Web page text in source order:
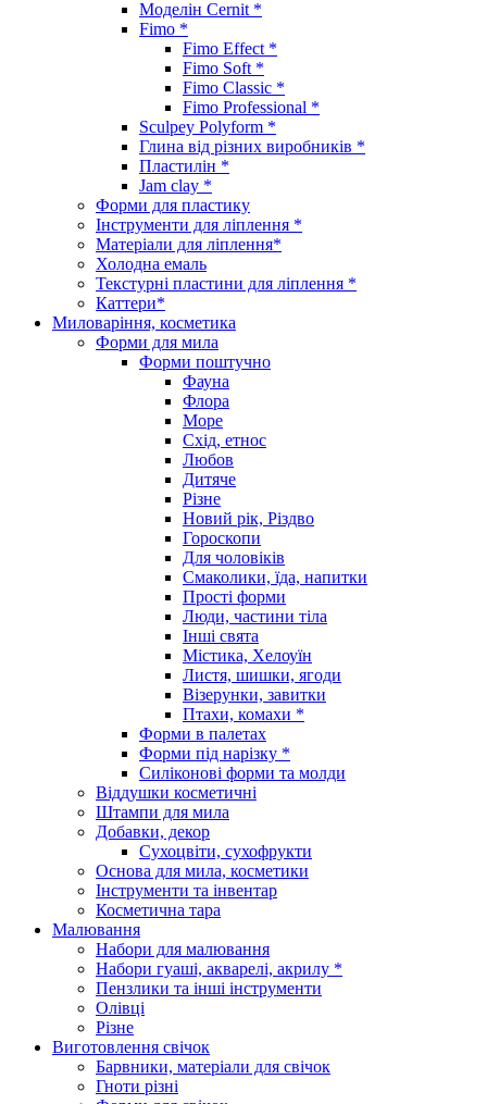
Моделін Cernit *
Fimo *
Fimo Effect *
Fimo Soft *
Fimo Classic *
Fimo Professional *
Sculpey Polyform *
Глина від різних виробників *
Пластилін *
Jam clay *
Форми для пластику
Інструменти для ліплення *
Матеріали для ліплення*
Холодна емаль
Текстурні пластини для ліплення *
Каттери*
Миловаріння, косметика
Форми для мила
Форми поштучно
Фауна
Флора
Море
Схід, етнос
Любов
Дитяче
Різне
Новий рік, Різдво
Гороскопи
Для чоловіків
Смаколики, їда, напитки
Прості форми
Люди, частини тіла
Інші свята
Містика, Хелоуїн
Листя, шишки, ягоди
Візерунки, завитки
Птахи, комахи *
Форми в палетах
Форми під нарізку *
Силіконові форми та молди
Віддушки косметичні
Штампи для мила
Добавки, декор
Сухоцвіти, сухофрукти
Основа для мила, косметики
Інструменти та інвентар
Косметична тара
Малювання
Набори для малювання
Набори гуаші, акварелі, акрилу *
Пензлики та інші інструменти
Олівці
Різне
Виготовлення свічок
Барвники, матеріали для свічок
Гноти різні